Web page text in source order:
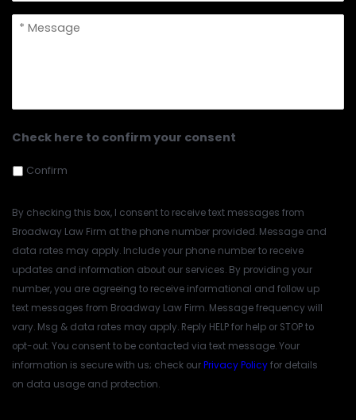
message
Check here to confirm your consent
Confirm
By checking this box, I consent to receive text messages from
Broadway Law Firm at the phone number provided. Message and
data rates may apply. Include your phone number to receive
updates and information about our services. By providing your
number, you are agreeing to receive informational and follow up
text messages from Broadway Law Firm. Message frequency will
vary. Msg & data rates may apply. Reply HELP for help or STOP to
opt-out. You consent to be contacted via text message. Your
information is secure with us; check ourPrivacy Policyfor details
on data usage and protection.